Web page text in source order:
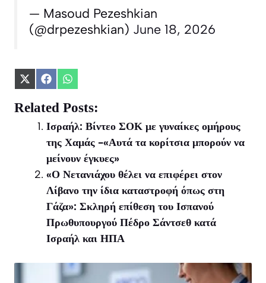
— Masoud Pezeshkian
(@drpezeshkian) June 18, 2026
Share
X
(Twitter)
Share
Facebook
Share
WhatsApp
Related Posts:
Ισραήλ: Βίντεο ΣΟΚ με γυναίκες ομήρους
της Χαμάς -«Αυτά τα κορίτσια μπορούν να
μείνουν έγκυες»
«Ο Νετανιάχου θέλει να επιφέρει στον
Λίβανο την ίδια καταστροφή όπως στη
Γάζα»: Σκληρή επίθεση του Ισπανού
Πρωθυπουργού Πέδρο Σάντσεθ κατά
Ισραήλ και ΗΠΑ